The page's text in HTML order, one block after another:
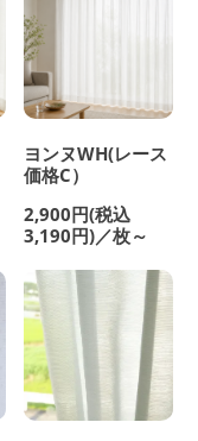
ヨンヌWH(レース
価格C）
2,900円(税込
3,190円)／枚～